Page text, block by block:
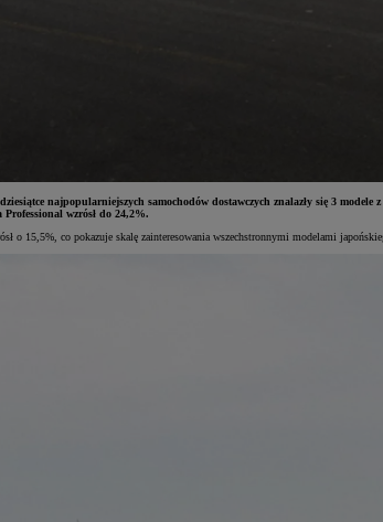
najpopularniejszych samochodów dostawczych znalazły się 3
wzrósł do 24,2%.
o 15,5%, co pokazuje skalę zainteresowania wszechstronnymi modelami